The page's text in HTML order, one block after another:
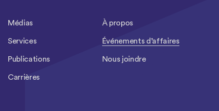
Médias À propos
Services Événements d’affaires
Publications Nous joindre
Carrières